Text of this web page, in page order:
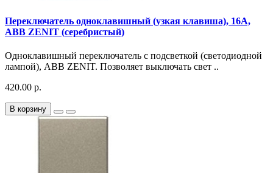
Переключатель одноклавишный (узкая клавиша), 16А,
ABB ZENIT (серебристый)
Одноклавишный переключатель с подсветкой (светодиодной
лампой), ABB ZENIT. Позволяет выключать свет ..
420.00 р.
В корзину